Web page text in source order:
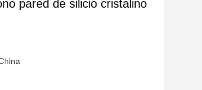
pared de silicio cristalino